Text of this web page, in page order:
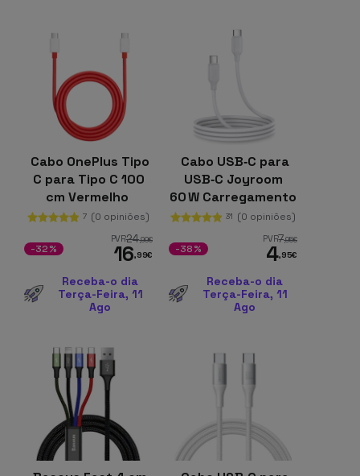
Cabo OnePlus Tipo
C para Tipo C 100
cm Vermelho
7 (0 opiniões)
PVR24,99€
16,99€
-32%
Receba-o dia
Terça-Feira, 11
Ago
Cabo USB‑C para
USB‑C Joyroom
60 W Carregamento
Rápido 1 m, Branca
31 (0 opiniões)
PVR7,95€
4,95€
-38%
Receba-o dia
Terça-Feira, 11
Ago